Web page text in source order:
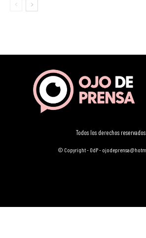
Todos los derechos reservados
© Copyright - OdP -